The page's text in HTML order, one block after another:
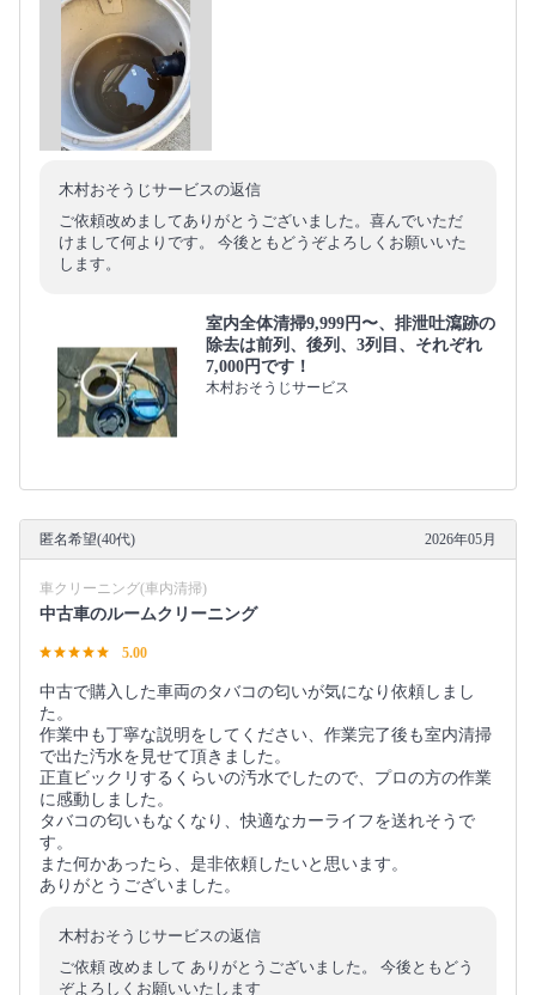
木村おそうじサービスの返信
ご依頼改めましてありがとうございました。喜んでいただ
けまして何よりです。 今後ともどうぞよろしくお願いいた
します。
室内全体清掃9,999円〜、排泄吐瀉跡の
除去は前列、後列、3列目、それぞれ
7,000円です！
木村おそうじサービス
匿名希望(40代) 2026年05月
車クリーニング(車内清掃)
中古車のルームクリーニング
5.00
中古で購入した車両のタバコの匂いが気になり依頼しまし
た。
作業中も丁寧な説明をしてください、作業完了後も室内清掃
で出た汚水を見せて頂きました。
正直ビックリするくらいの汚水でしたので、プロの方の作業
に感動しました。
タバコの匂いもなくなり、快適なカーライフを送れそうで
す。
また何かあったら、是非依頼したいと思います。
ありがとうございました。
木村おそうじサービスの返信
ご依頼 改めまして ありがとうございました。 今後ともどう
ぞよろしくお願いいたします